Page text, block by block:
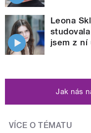
Leona
jsem z ní
Jak nás
VÍCE O TÉMATU